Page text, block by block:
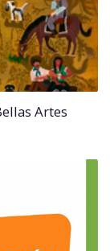
Artes